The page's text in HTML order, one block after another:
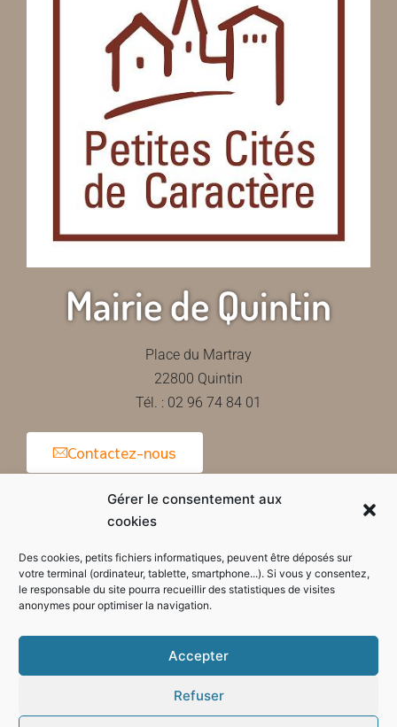
Gérer le consentement aux
cookies
Des cookies, petits fichiers informatiques, peuvent être déposés sur
votre terminal (ordinateur, tablette, smartphone...). Si vous y consentez,
le responsable du site pourra recueillir des statistiques de visites
anonymes pour optimiser la navigation.
Accepter
Refuser
Mairie de Quintin
Place du Martray
22800 Quintin
Tél. : 02 96 74 84 01
Contactez-nous
Horaires d'ouverture de la mairie